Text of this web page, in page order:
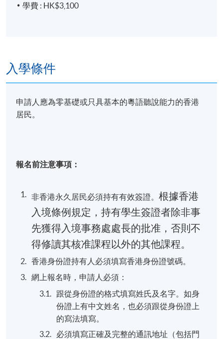
報名代碼
2455-1138NW
現時接受報名
修業期
學費 : HK$3,100
入學條件
申請人應為零基礎或只具基本的粵語聽說能力的香港
居民。
報名前注意事項：
非香港永久居民必須持有有效簽證。根據香港
入境條例規定，持有學生簽證者除非事
先獲得入境事務處處長的批准，否則不
得修讀其核准課程以外的其他課程。
香港身份證持有人必須填寫香港身份證號碼。
網上報名時，申請人必須：
跟從身份證的格式填寫姓氏及名字。如身
份證上有中文姓名，也必須跟從身份證上
的寫法填寫。
必須填寫正確及完整的通訊地址（包括門